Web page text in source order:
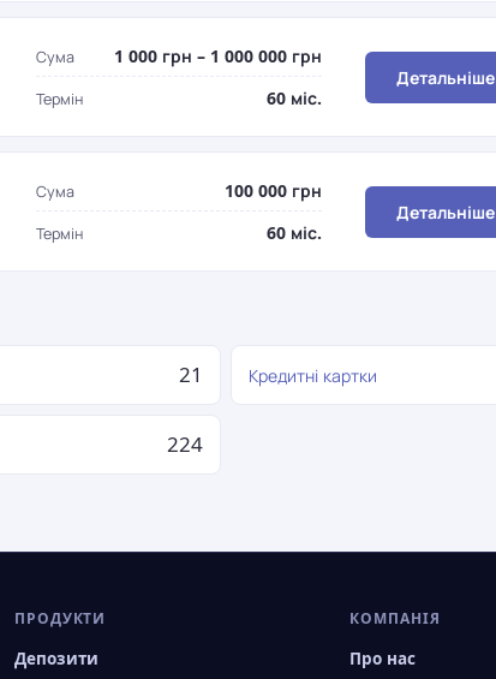
Сума 1 000 грн – 1 000 000 грн
Термін 60 міс.
Детальніше
Сума 100 000 грн
Термін 60 міс.
Детальніше
21 Кредитні картки
224
ПРОДУКТИ
Депозити
КОМПАНІЯ
Про нас